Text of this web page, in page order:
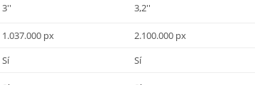
3'' 3,2''
1.037.000 px
2.100.000 px
Sí Sí